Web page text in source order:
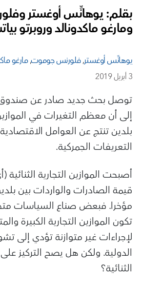
بقلم: يوهانِّس أوغستر
ومارغو ماكدونالد وروبرتو
يوهانِّس أوغستر,فلورنس جوموت,مارغو
3 أبريل 2019
توصل بحث جديد صادر عن صندوق
إلى أن معظم التغيرات في
بلدين تنتج عن العوامل
التعريفات الجمركية.
أصبحت الموازين التجارية
قيمة الصادرات والواردات بين
مؤخرا. فبعض صناع السياسات
تكون الموازين التجارية الكبيرة
لإجراءات غير متوازنة تؤدي إلى
الدولية. ولكن هل يصح التركيز على
الثنائية؟